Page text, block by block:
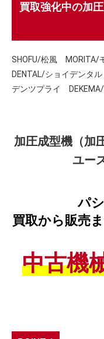
買取強化中の加
SHOFU/松風 MORITA/
DENTAL/ショイデンタ
デンツプライ
加圧成型機（加
ユー
パ
買取から販売
中古機